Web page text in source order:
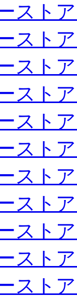
スト
スト
スト
スト
スト
スト
スト
スト
スト
スト
スト